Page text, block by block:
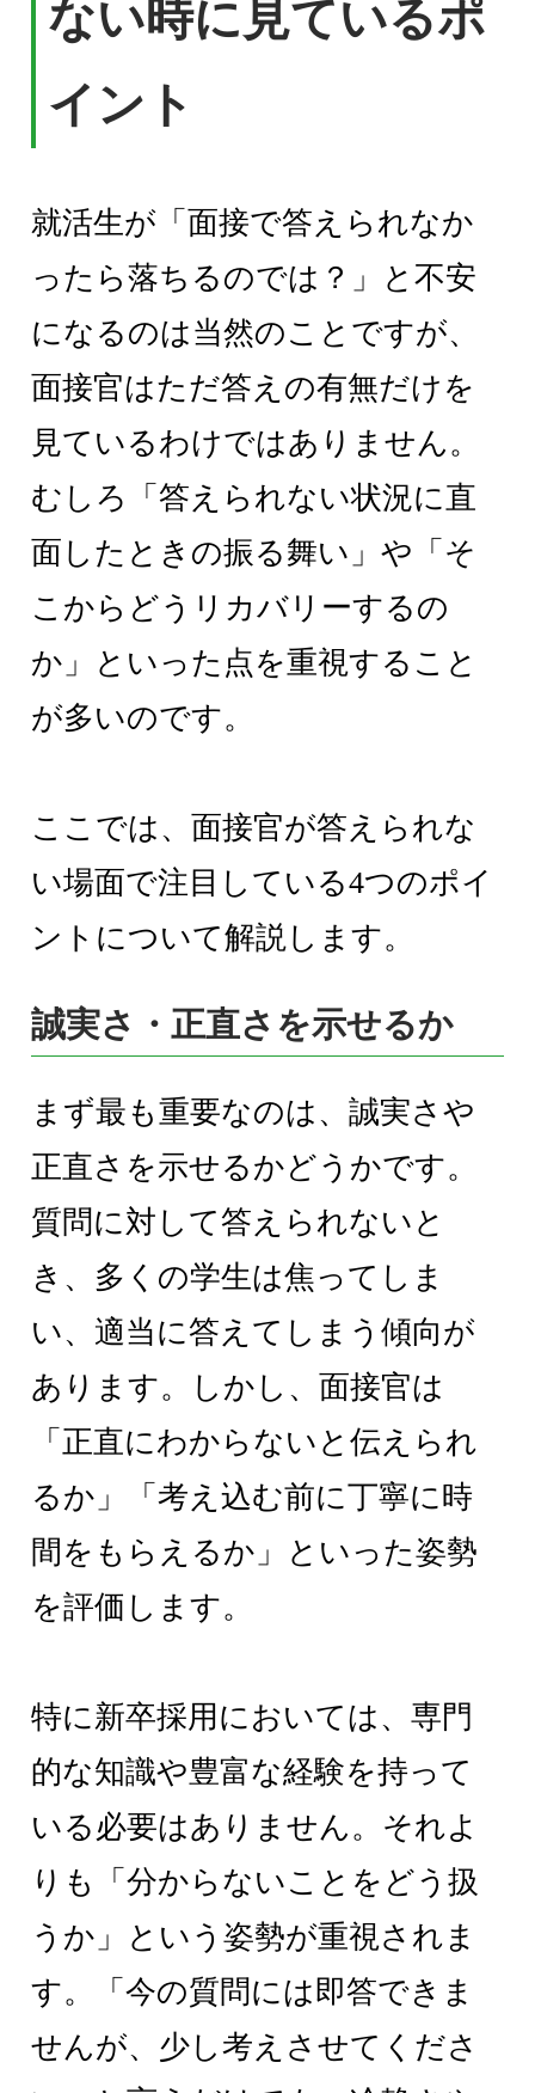
ない時に見ているポ
イント
就活生が「面接で答えられなか
ったら落ちるのでは？」と不安
になるのは当然のことですが、
面接官はただ答えの有無だけを
見ているわけではありません。
むしろ「答えられない状況に直
面したときの振る舞い」や「そ
こからどうリカバリーするの
か」といった点を重視すること
が多いのです。
ここでは、面接官が答えられな
い場面で注目している4つのポイ
ントについて解説します。
誠実さ・正直さを示せるか
まず最も重要なのは、誠実さや
正直さを示せるかどうかです。
質問に対して答えられないと
き、多くの学生は焦ってしま
い、適当に答えてしまう傾向が
あります。しかし、面接官は
「正直にわからないと伝えられ
るか」「考え込む前に丁寧に時
間をもらえるか」といった姿勢
を評価します。
特に新卒採用においては、専門
的な知識や豊富な経験を持って
いる必要はありません。それよ
りも「分からないことをどう扱
うか」という姿勢が重視されま
す。「今の質問には即答できま
せんが、少し考えさせてくださ